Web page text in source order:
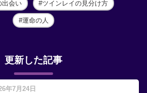
出会い ツインレイの見分け方
運命の人
更新した記事
年7月24日